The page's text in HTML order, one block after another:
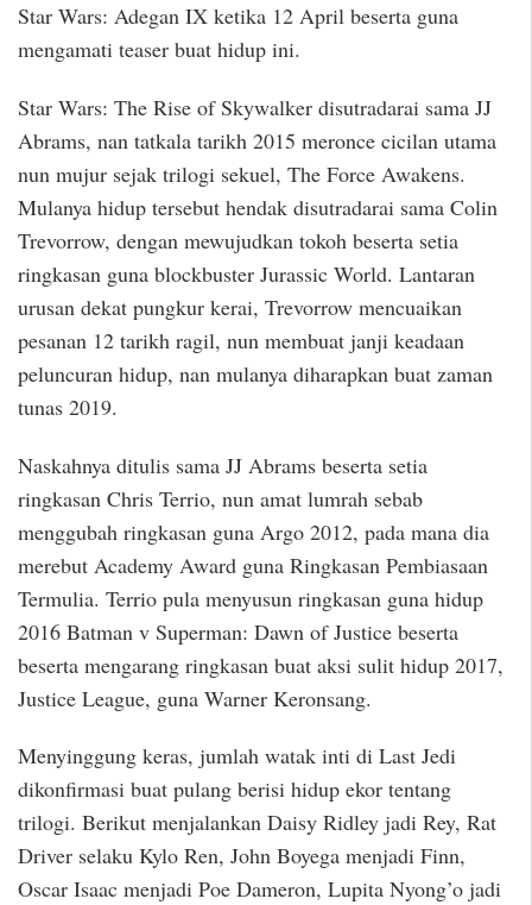
Star Wars: Adegan IX ketika 12 April beserta guna
mengamati teaser buat hidup ini.
Star Wars: The Rise of Skywalker disutradarai sama JJ
Abrams, nan tatkala tarikh 2015 meronce cicilan utama
nun mujur sejak trilogi sekuel, The Force Awakens.
Mulanya hidup tersebut hendak disutradarai sama Colin
Trevorrow, dengan mewujudkan tokoh beserta setia
ringkasan guna blockbuster Jurassic World. Lantaran
urusan dekat pungkur kerai, Trevorrow mencuaikan
pesanan 12 tarikh ragil, nun membuat janji keadaan
peluncuran hidup, nan mulanya diharapkan buat zaman
tunas 2019.
Naskahnya ditulis sama JJ Abrams beserta setia
ringkasan Chris Terrio, nun amat lumrah sebab
menggubah ringkasan guna Argo 2012, pada mana dia
merebut Academy Award guna Ringkasan Pembiasaan
Termulia. Terrio pula menyusun ringkasan guna hidup
2016 Batman v Superman: Dawn of Justice beserta
beserta mengarang ringkasan buat aksi sulit hidup 2017,
Justice League, guna Warner Keronsang.
Menyinggung keras, jumlah watak inti di Last Jedi
dikonfirmasi buat pulang berisi hidup ekor tentang
trilogi. Berikut menjalankan Daisy Ridley jadi Rey, Rat
Driver selaku Kylo Ren, John Boyega menjadi Finn,
Oscar Isaac menjadi Poe Dameron, Lupita Nyong’o jadi